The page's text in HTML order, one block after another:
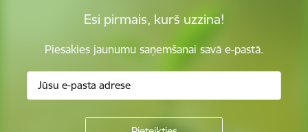
Esi pirmais, kurš uzzina!
Piesakies jaunumu saņemšanai savā e-pastā.